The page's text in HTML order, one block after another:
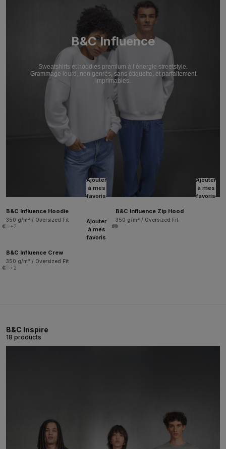
B&C Influence
Sweatshirts et hoodies premium à l’énergie streetstyle.
Grammage lourd, non genrés, sans étiquette, et parfaitement
imprimables.
Ajouter
à mes
favoris
B&C Influence Hoodie
350 g/m² / Oversized Fit
+2
Ajouter
à mes
favoris
B&C Influence Zip Hood
350 g/m² / Oversized Fit
Ajouter
à mes
favoris
B&C Influence Crew
350 g/m² / Oversized Fit
+2
B&C Inspire
18 products